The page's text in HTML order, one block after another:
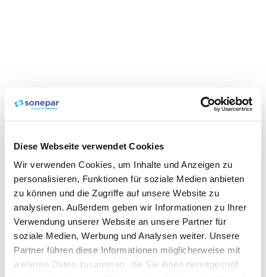
Diese Webseite verwendet Cookies
Wir verwenden Cookies, um Inhalte und Anzeigen zu
personalisieren, Funktionen für soziale Medien anbieten
zu können und die Zugriffe auf unsere Website zu
analysieren. Außerdem geben wir Informationen zu Ihrer
Verwendung unserer Website an unsere Partner für
soziale Medien, Werbung und Analysen weiter. Unsere
Partner führen diese Informationen möglicherweise mit
weiteren Daten zusammen, die Sie ihnen bereitgestellt